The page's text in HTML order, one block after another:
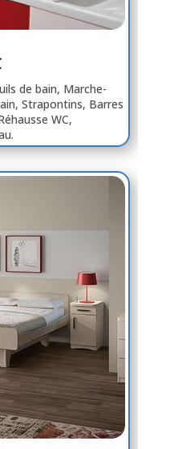
de bain, Marche-
Strapontins, Barres
WC,